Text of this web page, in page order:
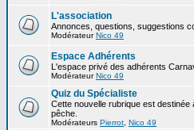
L'association
Annonces, questions, suggestions
ModérateurNico 49
Espace Adhérents
L'espace privé des adhérents
ModérateurNico 49
Quiz du Spécialiste
Cette nouvelle rubrique est
pêche.
Modérateurs Pierrot Nico 49